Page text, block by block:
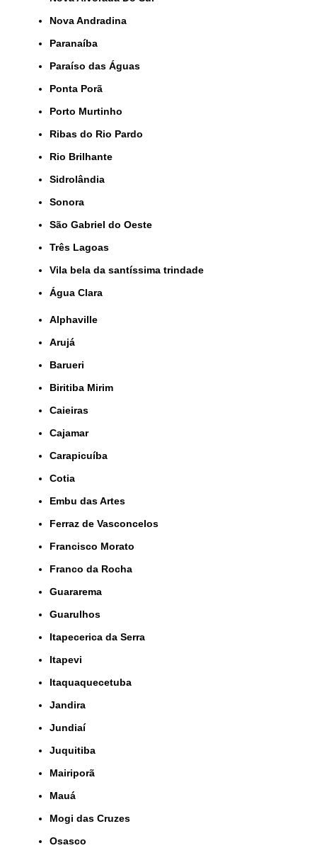
Nova Andradina
Paranaíba
Paraíso das Águas
Ponta Porã
Porto Murtinho
Ribas do Rio Pardo
Rio Brilhante
Sidrolândia
Sonora
São Gabriel do Oeste
Três Lagoas
Vila bela da santíssima trindade
Água Clara
Alphaville
Arujá
Barueri
Biritiba Mirim
Caieiras
Cajamar
Carapicuíba
Cotia
Embu das Artes
Ferraz de Vasconcelos
Francisco Morato
Franco da Rocha
Guararema
Guarulhos
Itapecerica da Serra
Itapevi
Itaquaquecetuba
Jandira
Jundiaí
Juquitiba
Mairiporã
Mauá
Mogi das Cruzes
Osasco